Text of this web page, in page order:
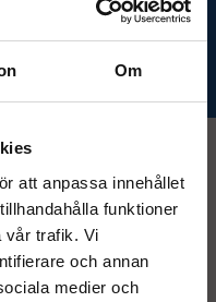
Om
att anpassa innehållet
funktioner
vår trafik. Vi
och annan
medier och